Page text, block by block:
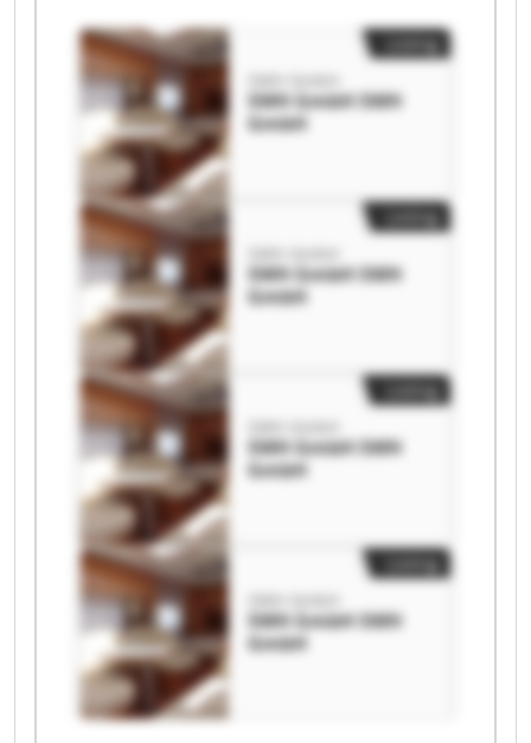
SWH GmbH SWH
GmbH
SWH GmbH SWH
GmbH
SWH GmbH SWH
GmbH
SWH GmbH SWH
GmbH